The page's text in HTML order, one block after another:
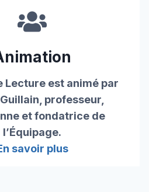
Lecture est animé par
professeur,
et fondatrice de
l’Équipage.
savoir plus